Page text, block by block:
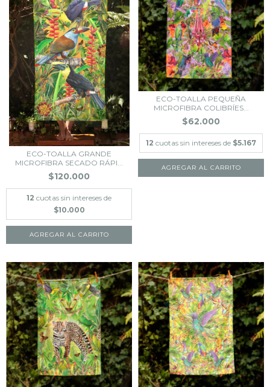
ECO-TOALLA GRANDE
MICROFIBRA SECADO RÁPI...
$120.000
12 cuotas sin intereses de
$10.000
AGREGAR AL CARRITO
ECO-TOALLA PEQUEÑA
MICROFIBRA COLIBRÍES...
$62.000
12 cuotas sin intereses de $5.167